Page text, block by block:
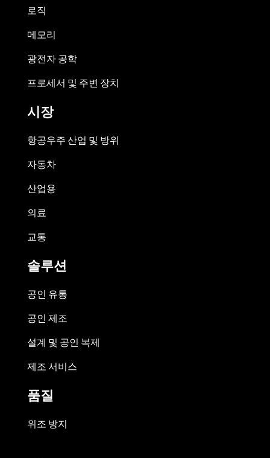
로직
메모리
광전자 공학
프로세서 및 주변 장치
시장
항공우주 산업 및 방위
자동차
산업용
의료
교통
솔루션
공인 유통
공인 제조
설계 및 공인 복제
제조 서비스
품질
위조 방지